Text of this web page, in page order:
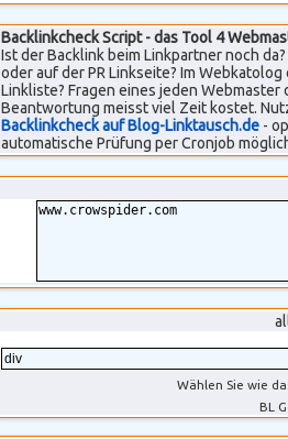
Backlinkcheck Script - das Tool 4
Ist der Backlink beim Linkpartner noch
oder auf der PR Linkseite? Im Webkatolog
Linkliste? Fragen eines jeden Webmaster
Beantwortung meisst viel Zeit kostet.
Backlinkcheck auf Blog-Linktausch.de-
automatische Prüfung per Cronjob
Wählen Sie wie
BL